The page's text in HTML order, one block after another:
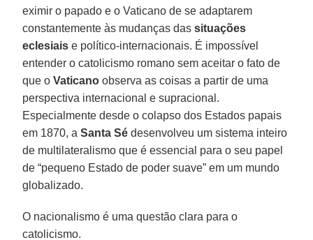
eximir o papado e o Vaticano de se adaptarem
constantemente às mudanças dassituações
eclesiais e político-internacionais. É impossível
entender o catolicismo romano sem aceitar o fato de
que oVaticano observa as coisas a partir de uma
perspectiva internacional e supracional.
Especialmente desde o colapso dos Estados papais
em 1870, aSanta Sé desenvolveu um sistema inteiro
de multilateralismo que é essencial para o seu papel
de “pequeno Estado de poder suave” em um mundo
globalizado.
O nacionalismo é uma questão clara para o
catolicismo.